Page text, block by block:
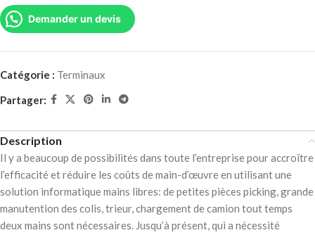
Demander un devis
Catégorie : Terminaux
Partager:
Description
Il y a beaucoup de possibilités dans toute l’entreprise pour accroître
l’efficacité et réduire les coûts de main-d’œuvre en utilisant une
solution informatique mains libres: de petites pièces picking, grande
manutention des colis, trieur, chargement de camion tout temps
deux mains sont nécessaires. Jusqu’à présent, qui a nécessité